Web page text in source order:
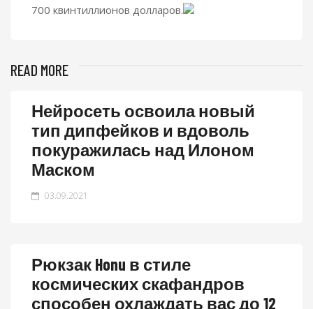
700 квинтиллионов долларов.
READ MORE
Нейросеть освоила новый
тип дипфейков и вдоволь
покуражилась над Илоном
Маском
03.09.2021
Рюкзак Honu в стиле
космических скафандров
способен охлаждать вас до 12